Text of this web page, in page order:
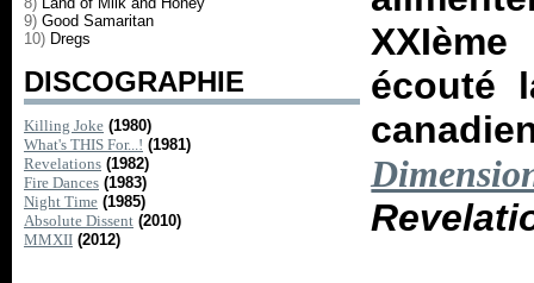
9) Good Samaritan
10) Dregs
DISCOGRAPHIE
Killing Joke (1980)
What's THIS For...! (1981)
Revelations (1982)
Fire Dances (1983)
Night Time (1985)
Absolute Dissent (2010)
MMXII (2012)
écouté